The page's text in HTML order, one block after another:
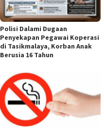
Polisi Dalami Dugaan
Penyekapan Pegawai Koperasi
di Tasikmalaya, Korban Anak
Berusia 16 Tahun